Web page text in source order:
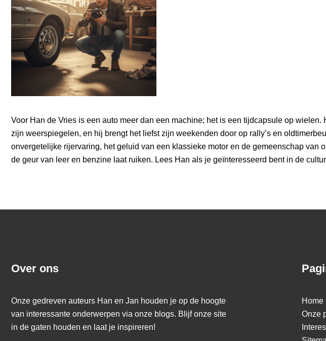
Voor Han de Vries is een auto meer dan een machine; het is een tijdcapsule op
zijn weerspiegelen, en hij brengt het liefst zijn weekenden door op rally’s en
onvergetelijke rijervaring, het geluid van een klassieke motor en de gemeenschap
de geur van leer en benzine laat ruiken. Lees Han als je geïnteresseerd bent in de
Over ons
Onze gedreven auteurs Han en Jan houden je op de hoogte
van interessante onderwerpen via onze blogs. Blijf onze site
in de gaten houden en laat je inspireren!
Home
Onze